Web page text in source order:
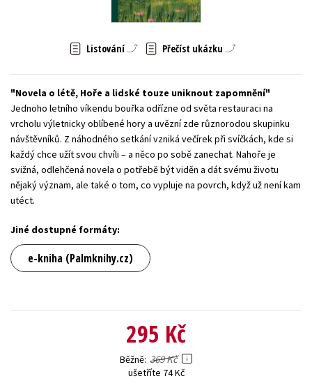
Zahraniční literatura
Všechny tituly
Listování Přečíst ukázku
Novela o létě, Hoře a lidské touze uniknout zapomnění
Jednoho letního víkendu bouřka odřízne od světa restauraci na
vrcholu výletnicky oblíbené hory a uvězní zde různorodou skupinku
návštěvníků. Z náhodného setkání vzniká večírek při svíčkách, kde si
každý chce užít svou chvíli – a něco po sobě zanechat. Nahoře je
svižná, odlehčená novela o potřebě být viděn a dát svému životu
nějaký význam, ale také o tom, co vypluje na povrch, když už není kam
utéct.
Jiné dostupné formáty:
e-kniha (Palmknihy.cz)
295 Kč
Běžně 369 Kč
ušetříte 74 Kč